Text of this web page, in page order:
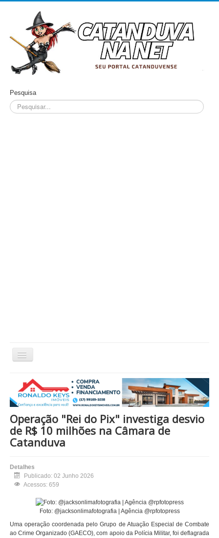
Pesquisa
Alternar
Home Cultura Economia Educação
Esportes Eventos Filmes em Cartaz Região
Política Saúde Tecnologia Cinema / Série / TV
Nacional / Mundo Vida / Estilo Artigo / Coluna
Operação "Rei do Pix" investiga desvio
de R$ 10 milhões na Câmara de
Catanduva
Detalhes
Publicado: 02 Junho 2026
Acessos: 659
Foto: @jacksonlimafotografia | Agência @rpfotopress
Uma operação coordenada pelo Grupo de Atuação Especial de Combate
ao Crime Organizado (GAECO), com apoio da Polícia Militar, foi deflagrada